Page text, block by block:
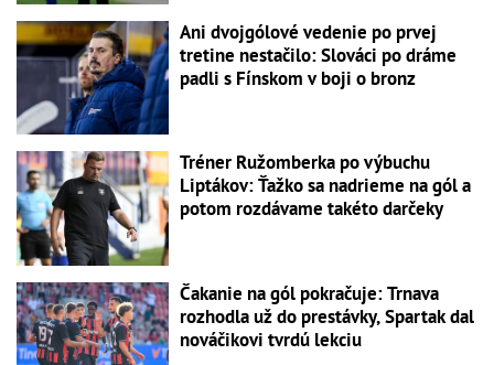
Ani dvojgólové vedenie po prvej
tretine nestačilo: Slováci po dráme
padli s Fínskom v boji o bronz
Tréner Ružomberka po výbuchu
Liptákov: Ťažko sa nadrieme na gól a
potom rozdávame takéto darčeky
Čakanie na gól pokračuje: Trnava
rozhodla už do prestávky, Spartak dal
nováčikovi tvrdú lekciu